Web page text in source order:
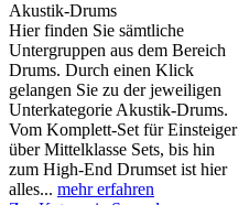
Akustik-Drums
Hier finden Sie sämtliche
Untergruppen aus dem Bereich
Drums. Durch einen Klick
gelangen Sie zu der jeweiligen
Unterkategorie Akustik-Drums.
Vom Komplett-Set für Einsteiger
über Mittelklasse Sets, bis hin
zum High-End Drumset ist hier
alles... mehr erfahren